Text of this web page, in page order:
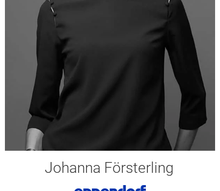
Johanna Försterling